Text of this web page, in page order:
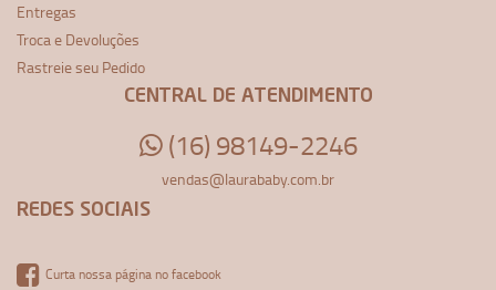
Entregas
Troca e Devoluções
Rastreie seu Pedido
CENTRAL DE ATENDIMENTO
(16) 98149-2246
vendas@laurababy.com.br
REDES SOCIAIS
Curta nossa página no facebook